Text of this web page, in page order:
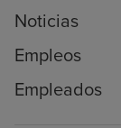
Noticias
Empleos
Empleados